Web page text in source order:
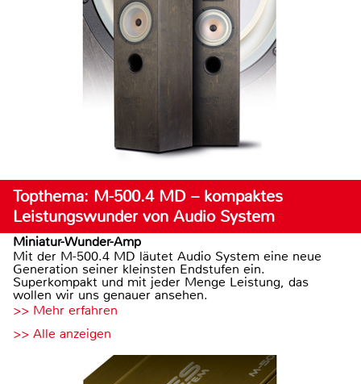
Topthema: M-500.4 MD – kompaktes
Leistungswunder von Audio System
Miniatur-Wunder-Amp
Mit der M-500.4 MD läutet Audio System eine neue
Generation seiner kleinsten Endstufen ein.
Superkompakt und mit jeder Menge Leistung, das
wollen wir uns genauer ansehen.
>> Mehr erfahren
>> Alle anzeigen